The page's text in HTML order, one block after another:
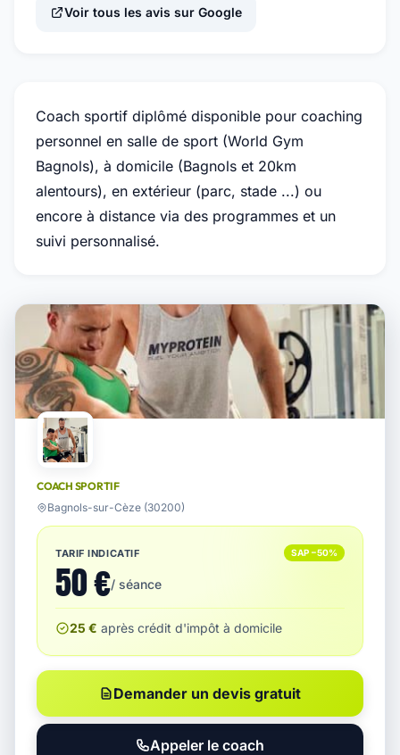
Voir tous les avis sur Google
Coach sportif diplômé disponible pour coaching
personnel en salle de sport (World Gym
Bagnols), à domicile (Bagnols et 20km
alentours), en extérieur (parc, stade ...) ou
encore à distance via des programmes et un
suivi personnalisé.
COACH SPORTIF
Bagnols-sur-Cèze (30200)
TARIF INDICATIF SAP −50%
50 €/ séance
25 € après crédit d'impôt à domicile
Demander un devis gratuit
Appeler le coach